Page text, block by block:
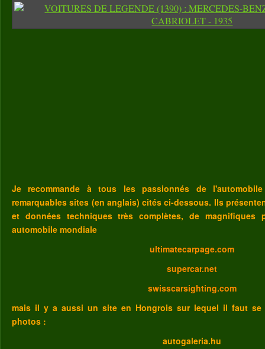
Je recommande à tous les passionnés de
remarquables sites (en anglais) cités ci-dessous. Ils
et données techniques très complètes, de magnifiques
automobile mondiale
ultimatecarpage.com
supercar.net
swisscarsighting.com
mais il y a aussi un site en Hongrois sur lequel il faut se
photos :
autogaleria.hu